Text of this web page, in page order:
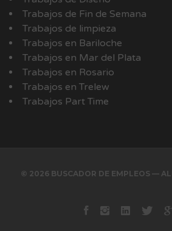
Trabajos de Fin de Semana
Trabajos de limpieza
Trabajos en Bariloche
Trabajos en Mar del Plata
Trabajos en Rosario
Trabajos en Trelew
Trabajos Part Time
© 2026 BUSCADOR DE EMPLEOS —
Facebook
instagram